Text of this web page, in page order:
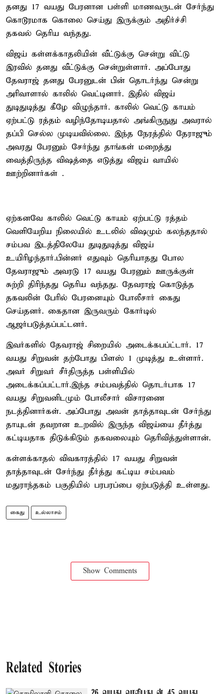
தனது 17 வயது பேரனான பள்ளி மாணவருடன் சேர்ந்து
கொடூரமாக கொலை செய்து இருக்கும் அதிர்ச்சி
தகவல் தெரிய வந்தது.
விஜய் கள்ளக்காதலியின் வீட்டுக்கு சென்று விட்டு
இரவில் தனது வீட்டுக்கு சென்றுள்ளார். அப்போது
தேவராஜ் தனது பேரனுடன் பின் தொடர்ந்து சென்று
அரிவாளால் காலில் வெட்டினார். இதில் விஜய்
துடிதுடித்து கீழே விழுந்தார். காலில் வெட்டு காயம்
ஏற்பட்டு ரத்தம் வழிந்தோடியதால் அங்கிருநுது அவரால்
தப்பி செல்ல முடியவில்லை. இந்த நேரத்தில் தேராஜும்
அவரது பேரனும் சேர்ந்து தாங்கள் மறைத்து
வைத்திருந்த விஷத்தை எடுத்து விஜய் வாயில்
ஊற்றினார்கள் .
ஏற்கனவே காலில் வெட்டு காயம் ஏற்பட்டு ரத்தம்
வெளியேறிய நிலையில் உடலில் விஷமும் கலந்ததால்
சம்பவ இடத்திலேயே துடிதுடித்து விஜய்
உயிரிழந்தார்.பின்னர் எதுவும் தெரியாதது போல
தேவராஜும் அவரடு 17 வயது பேரனும் ஊருக்குள்
சுற்றி திரிந்தது தெரிய வந்தது. தேவராஜ் கொடுத்த
தகவலின் பேரில் பேரனையும் போலீசார் கைது
செய்தனர். கைதான இருவரும் கோர்டில்
ஆஜர்படுத்தப்பட்டனர்.
இவர்களில் தேவராஜ் சிறையில் அடைக்கபப்ட்டார். 17
வயது சிறுவன் தற்போது பிளஸ் 1 முடித்து உள்ளார்.
அவர் சிறுவர் சீர்திருத்த பள்ளியில்
அடைக்கப்பட்டார்.இந்த சம்பவத்தில் தொடர்பாக 17
வயது சிறுவனிடமும் போலீசார் விசாரணை
நடத்தினார்கள். அப்போது அவன் தாத்தாவுடன் சேர்ந்து
தாயுடன் தவறான உறவில் இருந்த விஜய்யை தீர்த்து
கட்டியதாக திடுக்கிடும் தகவலையும் தெரிவித்துள்ளான்.
கள்ளக்காதல் விவகாரத்தில் 17 வயது சிறுவன்
தாத்தாவுடன் சேர்ந்து தீர்த்து கட்டிய சம்பவம்
மதுராந்தகம் பகுதியில் பரபரப்பை ஏற்படுத்தி உள்ளது.
கைது உல்லாசம்
Show Comments
Related Stories